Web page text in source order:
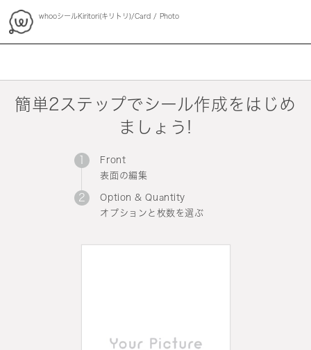
whoo
whooシールKiritori(キリトリ)/Card Photo
簡単2ステップでシール作成をはじめ
ましょう!
Front
表面の編集
Option & Quantity
オプションと枚数を選ぶ